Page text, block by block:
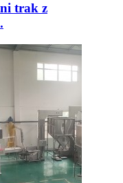
trak z